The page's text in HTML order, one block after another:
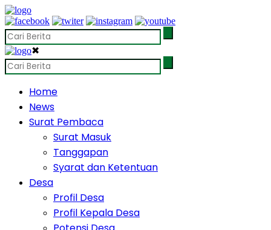
✖
Home
News
Surat Pembaca
Surat Masuk
Tanggapan
Syarat dan Ketentuan
Desa
Profil Desa
Profil Kepala Desa